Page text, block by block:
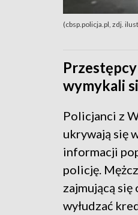
(cbsp.policja.pl, zdj.
wymykali
Policjanci z
ukrywają się
informacji
policję.
zajmującą
wyłudzać